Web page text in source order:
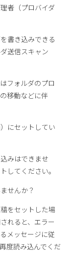
者（プロバイダ
書き込みできる
送信スキャン
フォルダのプロ
移動などに伴
にセットしてい
みはできませ
してください。
せんか？
をセットした場
れると、エラー
メッセージに従
度読み込んでくだ